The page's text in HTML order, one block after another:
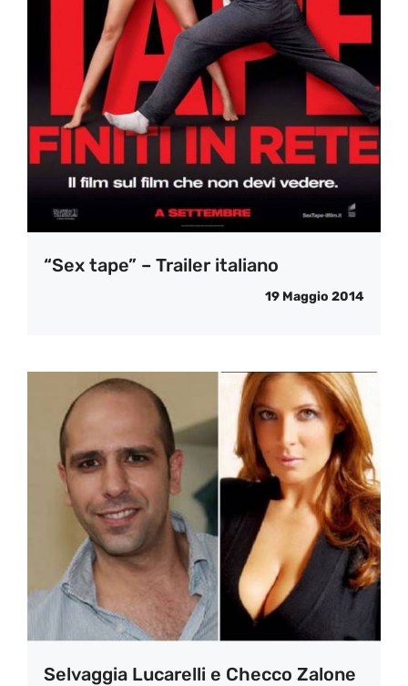
“Sex tape” – Trailer italiano
19 Maggio 2014
Selvaggia Lucarelli e Checco Zalone